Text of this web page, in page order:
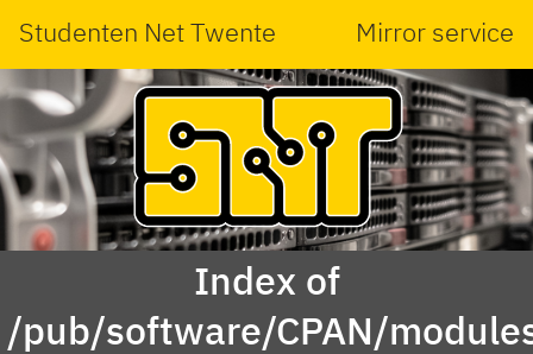
Studenten Net Twente Mirror service
Index of
/pub/software/CPAN/